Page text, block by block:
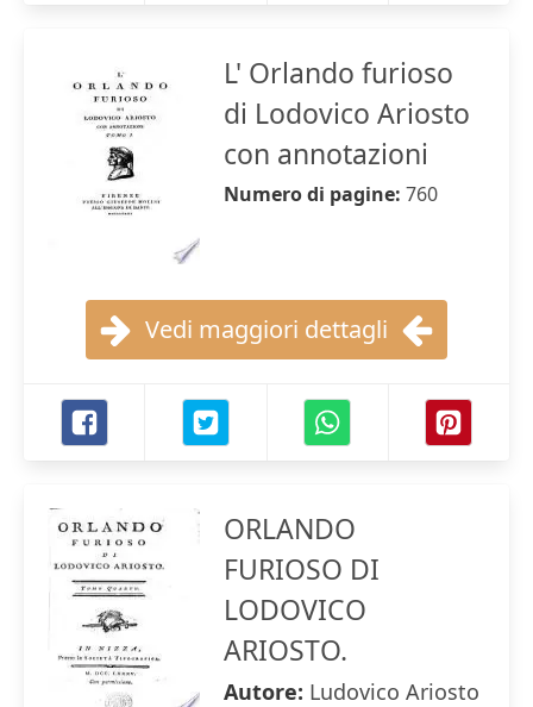
L' Orlando furioso
di Lodovico Ariosto
con annotazioni
Numero di pagine: 760
Vedi maggiori dettagli
ORLANDO
FURIOSO DI
LODOVICO
ARIOSTO.
Autore: Ludovico Ariosto